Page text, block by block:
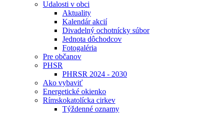
Udalosti v obci
Aktuality
Kalendár akcií
Divadelný ochotnícky súbor
Jednota dôchodcov
Fotogaléria
Pre občanov
PHSR
PHRSR 2024 - 2030
Ako vybaviť
Energetické okienko
Rímskokatolícka cirkev
Týždenné oznamy